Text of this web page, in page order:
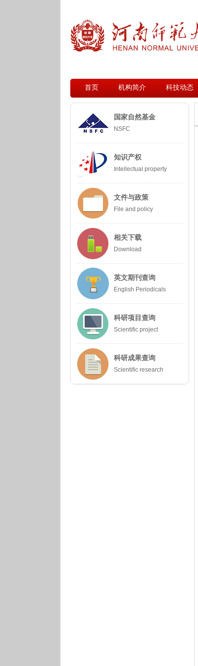
首页 机构简介 科技动态
国家自然基金
NSFC
知识产权
Intellectual property
文件与政策
File and policy
相关下载
Download
英文期刊查询
English Periodicals
科研项目查询
Scientific project
科研成果查询
Scientific research